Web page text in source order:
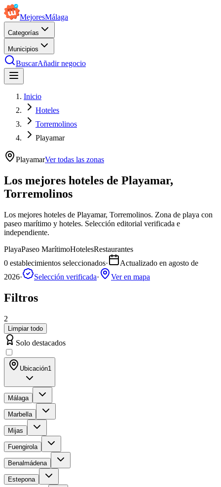
MejoresMálaga
Categorías
Municipios
BuscarAñadir negocio
Inicio
Hoteles
Torremolinos
Playamar
PlayamarVer todas las zonas
Los mejores hoteles de Playamar,
Torremolinos
Los mejores hoteles de Playamar, Torremolinos. Zona de playa con
paseo marítimo y hoteles. Selección editorial verificada e
independiente.
PlayaPaseo MarítimoHotelesRestaurantes
0 establecimientos seleccionados· Actualizado en agosto de
2026· Selección verificada· Ver en mapa
Filtros
2
Limpiar todo
Solo destacados
Ubicación1
Málaga
Marbella
Mijas
Fuengirola
Benalmádena
Estepona